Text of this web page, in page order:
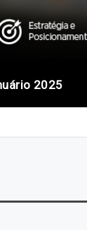
2025